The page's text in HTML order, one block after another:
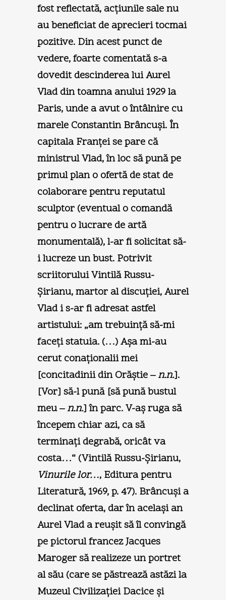
fost reflectată, acţiunile sale nu
au beneficiat de aprecieri tocmai
pozitive. Din acest punct de
vedere, foarte comentată s-a
dovedit descinderea lui Aurel
Vlad din toamna anului 1929 la
Paris, unde a avut o întâlnire cu
marele Constantin Brâncuşi. În
capitala Franţei se pare că
ministrul Vlad, în loc să pună pe
primul plan o ofertă de stat de
colaborare pentru reputatul
sculptor (eventual o comandă
pentru o lucrare de artă
monumentală), l-ar fi solicitat să-
i lucreze un bust. Potrivit
scriitorului Vintilă Russu-
Şirianu, martor al discuţiei, Aurel
Vlad i s-ar fi adresat astfel
artistului: „am trebuinţă să-mi
faceţi statuia. (…) Aşa mi-au
cerut conaţionalii mei
[concitadinii din Orăştie –n.n.].
[Vor] să-l pună [să pună bustul
meu –n.n.] în parc. V-aş ruga să
începem chiar azi, ca să
terminaţi degrabă, oricât va
costa…“ (Vintilă Russu-Şirianu,
Vinurile lor…, Editura pentru
Literatură, 1969, p. 47). Brâncuşi a
declinat oferta, dar în acelaşi an
Aurel Vlad a reuşit să îl convingă
pe pictorul francez Jacques
Maroger să realizeze un portret
al său (care se păstrează astăzi la
Muzeul Civilizaţiei Dacice şi